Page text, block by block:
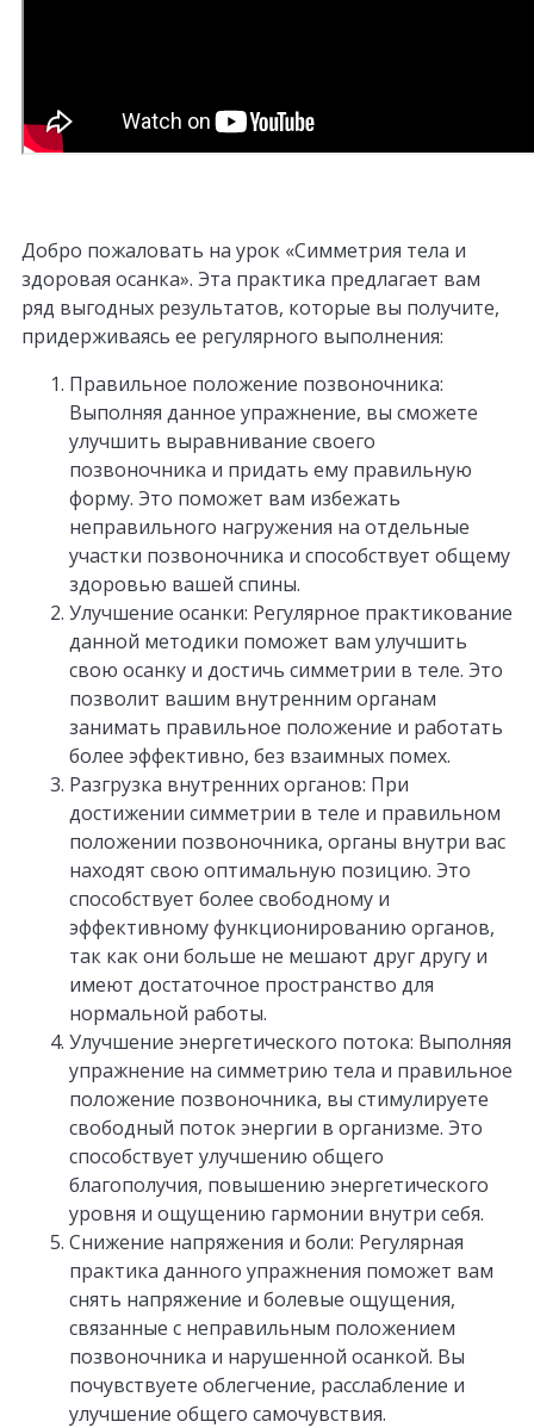
Добро пожаловать на урок «Симметрия тела и
здоровая осанка». Эта практика предлагает вам
ряд выгодных результатов, которые вы получите,
придерживаясь ее регулярного выполнения:
Правильное положение позвоночника:
Выполняя данное упражнение, вы сможете
улучшить выравнивание своего
позвоночника и придать ему правильную
форму. Это поможет вам избежать
неправильного нагружения на отдельные
участки позвоночника и способствует общему
здоровью вашей спины.
Улучшение осанки: Регулярное практикование
данной методики поможет вам улучшить
свою осанку и достичь симметрии в теле. Это
позволит вашим внутренним органам
занимать правильное положение и работать
более эффективно, без взаимных помех.
Разгрузка внутренних органов: При
достижении симметрии в теле и правильном
положении позвоночника, органы внутри вас
находят свою оптимальную позицию. Это
способствует более свободному и
эффективному функционированию органов,
так как они больше не мешают друг другу и
имеют достаточное пространство для
нормальной работы.
Улучшение энергетического потока: Выполняя
упражнение на симметрию тела и правильное
положение позвоночника, вы стимулируете
свободный поток энергии в организме. Это
способствует улучшению общего
благополучия, повышению энергетического
уровня и ощущению гармонии внутри себя.
Снижение напряжения и боли: Регулярная
практика данного упражнения поможет вам
снять напряжение и болевые ощущения,
связанные с неправильным положением
позвоночника и нарушенной осанкой. Вы
почувствуете облегчение, расслабление и
улучшение общего самочувствия.